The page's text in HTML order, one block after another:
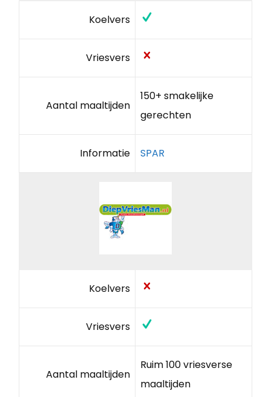
Koelvers
Vriesvers
Aantal maaltijden
150+ smakelijke
gerechten
Informatie SPAR
Koelvers
Vriesvers
Aantal maaltijden
Ruim 100 vriesverse
maaltijden